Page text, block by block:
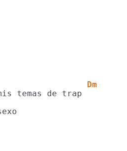
Dm
temas de trap